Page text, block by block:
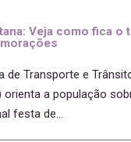
Veja como fica o
de Transporte e
orienta a população
festa de...